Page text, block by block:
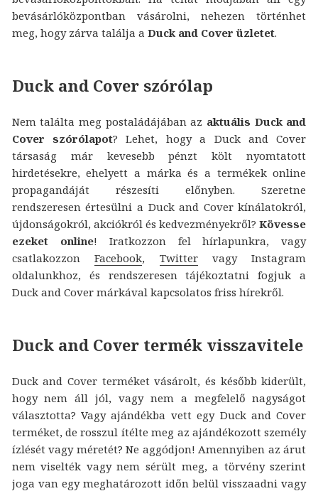
bevásárlóközpontban vásárolni, nehezen történhet
meg, hogy zárva találja a Duck and Cover üzletet.
Duck and Cover szórólap
Nem találta meg postaládájában az aktuális Duck and
Cover szórólapot? Lehet, hogy a Duck and Cover
társaság már kevesebb pénzt költ nyomtatott
hirdetésekre, ehelyett a márka és a termékek online
propagandáját részesíti előnyben. Szeretne
rendszeresen értesülni a Duck and Cover kínálatokról,
újdonságokról, akciókról és kedvezményekről?Kövesse
ezeket online! Iratkozzon fel hírlapunkra, vagy
csatlakozzonFacebook, Twittervagy Instagram
oldalunkhoz, és rendszeresen tájékoztatni fogjuk a
Duck and Cover márkával kapcsolatos friss hírekről.
Duck and Cover termék visszavitele
Duck and Cover terméket vásárolt, és később kiderült,
hogy nem áll jól, vagy nem a megfelelő nagyságot
választotta? Vagy ajándékba vett egy Duck and Cover
terméket, de rosszul ítélte meg az ajándékozott személy
ízlését vagy méretét? Ne aggódjon! Amennyiben az árut
nem viselték vagy nem sérült meg, a törvény szerint
joga van egy meghatározott időn belül visszaadni vagy